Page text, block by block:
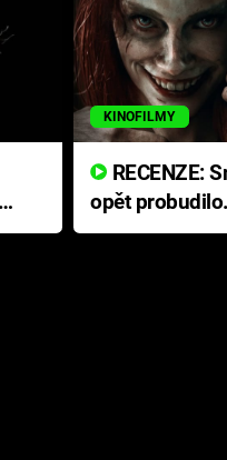
KINOFILMY
opět
přichází s